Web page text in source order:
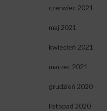
czerwiec 2021
maj 2021
kwiecień 2021
marzec 2021
grudzień 2020
listopad 2020